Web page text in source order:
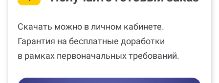
Скачать можно в личном кабинете.
Гарантия на бесплатные доработки
в рамках первоначальных требований.